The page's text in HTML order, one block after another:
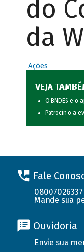
do
da
Ações
VEJA
O BNDES e o
Patrocínio a
Fale
08007026337
Mande sua
Ouvidoria
Envie sua